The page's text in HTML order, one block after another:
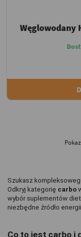
Węglowodany
Szukasz
Odkryj kategorię carbo
wybór suplementów
niezbędne źródło
Co to jest carbo i